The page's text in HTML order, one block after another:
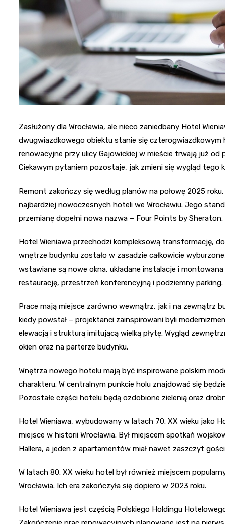
Zasłużony dla Wrocławia, ale nieco zaniedbany Hotel
dwugwiazdkowego obiektu stanie się
renowacyjne przy ulicy Gajowickiej w mieście trwają już
Ciekawym pytaniem pozostaje, jak zmieni się wygląd tego
Remont zakończy się według planów na połowę 2025
najbardziej nowoczesnych hoteli we Wrocławiu. Jego
przemianę dopełni nowa nazwa – Four Points by Sheraton.
Hotel Wieniawa przechodzi kompleksową transformację,
wnętrze budynku zostało w zasadzie całkowicie
wstawiane są nowe okna, układane instalacje i
restaurację, przestrzeń konferencyjną i podziemny parking.
Prace mają miejsce zarówno wewnątrz, jak i na zewnątrz
kiedy powstał – projektanci zainspirowani byli
elewacją i strukturą imitującą wielką płytę. Wygląd
okien oraz na parterze budynku.
Wnętrza nowego hotelu mają być inspirowane polskim
charakteru. W centralnym punkcie holu znajdować się
Pozostałe części hotelu będą ozdobione zielenią oraz
Hotel Wieniawa, wybudowany w latach 70. XX wieku jako
miejsce w historii Wrocławia. Był miejscem spotkań
Hallera, a jeden z apartamentów miał nawet zaszczyt
W latach 80. XX wieku hotel był również miejscem
Wrocławia. Ich era zakończyła się dopiero w 2023 roku.
Hotel Wieniawa jest częścią Polskiego Holdingu